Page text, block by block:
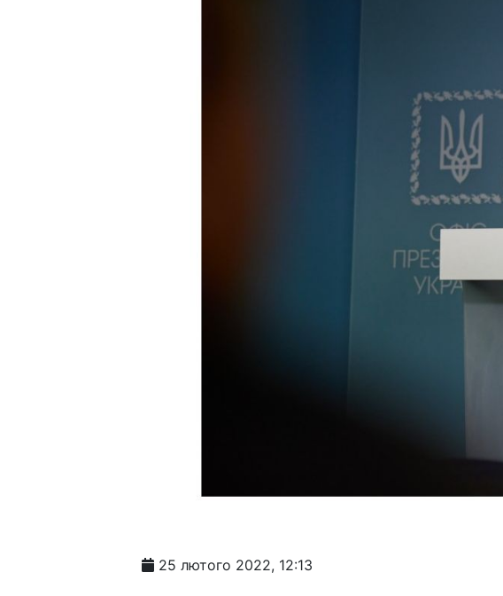
25 лютого 2022, 12:13